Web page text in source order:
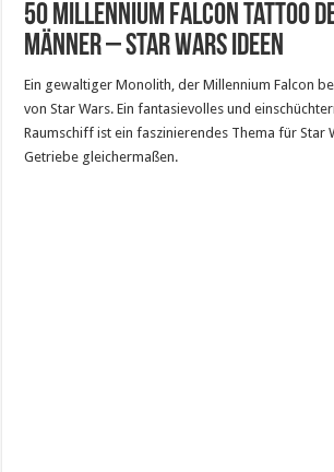
50 Millennium Falcon Tattoo
Männer – Star Wars Ideen
Ein gewaltiger Monolith, der Millennium Falcon
von Star Wars. Ein fantasievolles und
Raumschiff ist ein faszinierendes Thema für Star
Getriebe gleichermaßen.